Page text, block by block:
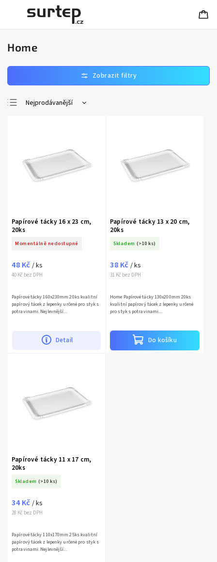
Home
Nejprodávanější
Papírové tácky 16 x 23 cm,
20ks
Momentálně nedostupné
40 Kč bez DPH
48 Kč / ks
Detail
Papírové tácky 160x230mm 20ks kvalitní
papírový tácek z lepenky určené pro styk s
potravinami. Nejlevnější...
Papírové tácky 13 x 20 cm,
20ks
Skladem (>10 ks)
31 Kč bez DPH
38 Kč / ks
Do košíku
Home Papírové tácky 130x200mm 20ks
kvalitní papírový tácek z lepenky určené
pro styk s potravinami....
Papírové tácky 11 x 17 cm,
20ks
Skladem (>10 ks)
28 Kč bez DPH
34 Kč / ks
Papírové tácky 110x170mm 25ks kvalitní
papírový tácek z lepenky určené pro styk s
potravinami. Nejlevnější...